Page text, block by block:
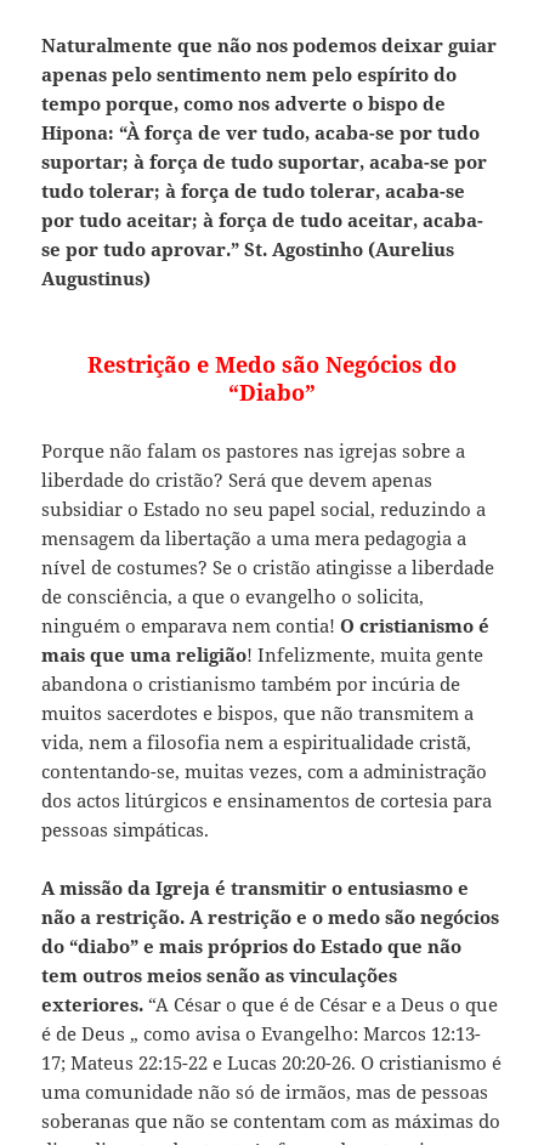
Naturalmente que não nos podemos deixar guiar
apenas pelo sentimento nem pelo espírito do
tempo porque, como nos adverte o bispo de
Hipona: “À força de ver tudo, acaba-se por tudo
suportar; à força de tudo suportar, acaba-se por
tudo tolerar; à força de tudo tolerar, acaba-se
por tudo aceitar; à força de tudo aceitar, acaba-
se por tudo aprovar.” St. Agostinho (Aurelius
Augustinus)
Restrição e Medo são Negócios do
“Diabo”
Porque não falam os pastores nas igrejas sobre a
liberdade do cristão? Será que devem apenas
subsidiar o Estado no seu papel social, reduzindo a
mensagem da libertação a uma mera pedagogia a
nível de costumes? Se o cristão atingisse a liberdade
de consciência, a que o evangelho o solicita,
ninguém o emparava nem contia!O cristianismo é
mais que uma religião! Infelizmente, muita gente
abandona o cristianismo também por incúria de
muitos sacerdotes e bispos, que não transmitem a
vida, nem a filosofia nem a espiritualidade cristã,
contentando-se, muitas vezes, com a administração
dos actos litúrgicos e ensinamentos de cortesia para
pessoas simpáticas.
A missão da Igreja é transmitir o entusiasmo e
não a restrição. A restrição e o medo são negócios
do “diabo” e mais próprios do Estado que não
tem outros meios senão as vinculações
exteriores. “A César o que é de César e a Deus o que
é de Deus „ como avisa o Evangelho: Marcos 12:13-
17; Mateus 22:15-22 e Lucas 20:20-26. O cristianismo é
uma comunidade não só de irmãos, mas de pessoas
soberanas que não se contentam com as máximas do